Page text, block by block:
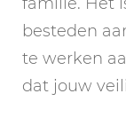
besteden
te werken
dat jouw